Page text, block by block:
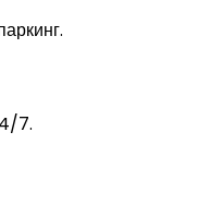
7.